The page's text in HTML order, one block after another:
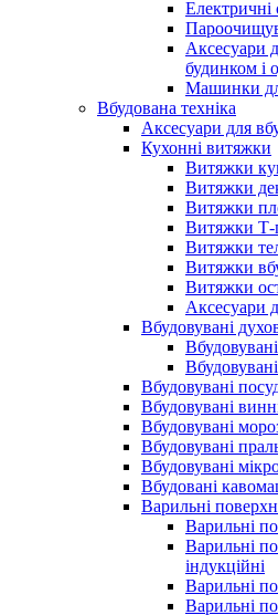
Електричні
Аксесуари
будинком і
Машинки
Вбудована техніка
Аксесуари для
Кухонні витяжки
Витяжки
Витяжки
Витяжки
Витяжки Т-
Витяжки
Витяжки
Витяжки
Аксесуари
Вбудовувані
Вбудовувані
Вбудовувані
Вбудовувані
Вбудовувані
Вбудовувані
Вбудовані
Варильні
Варильні
Варильні
індукційні
Варильні
Варильні